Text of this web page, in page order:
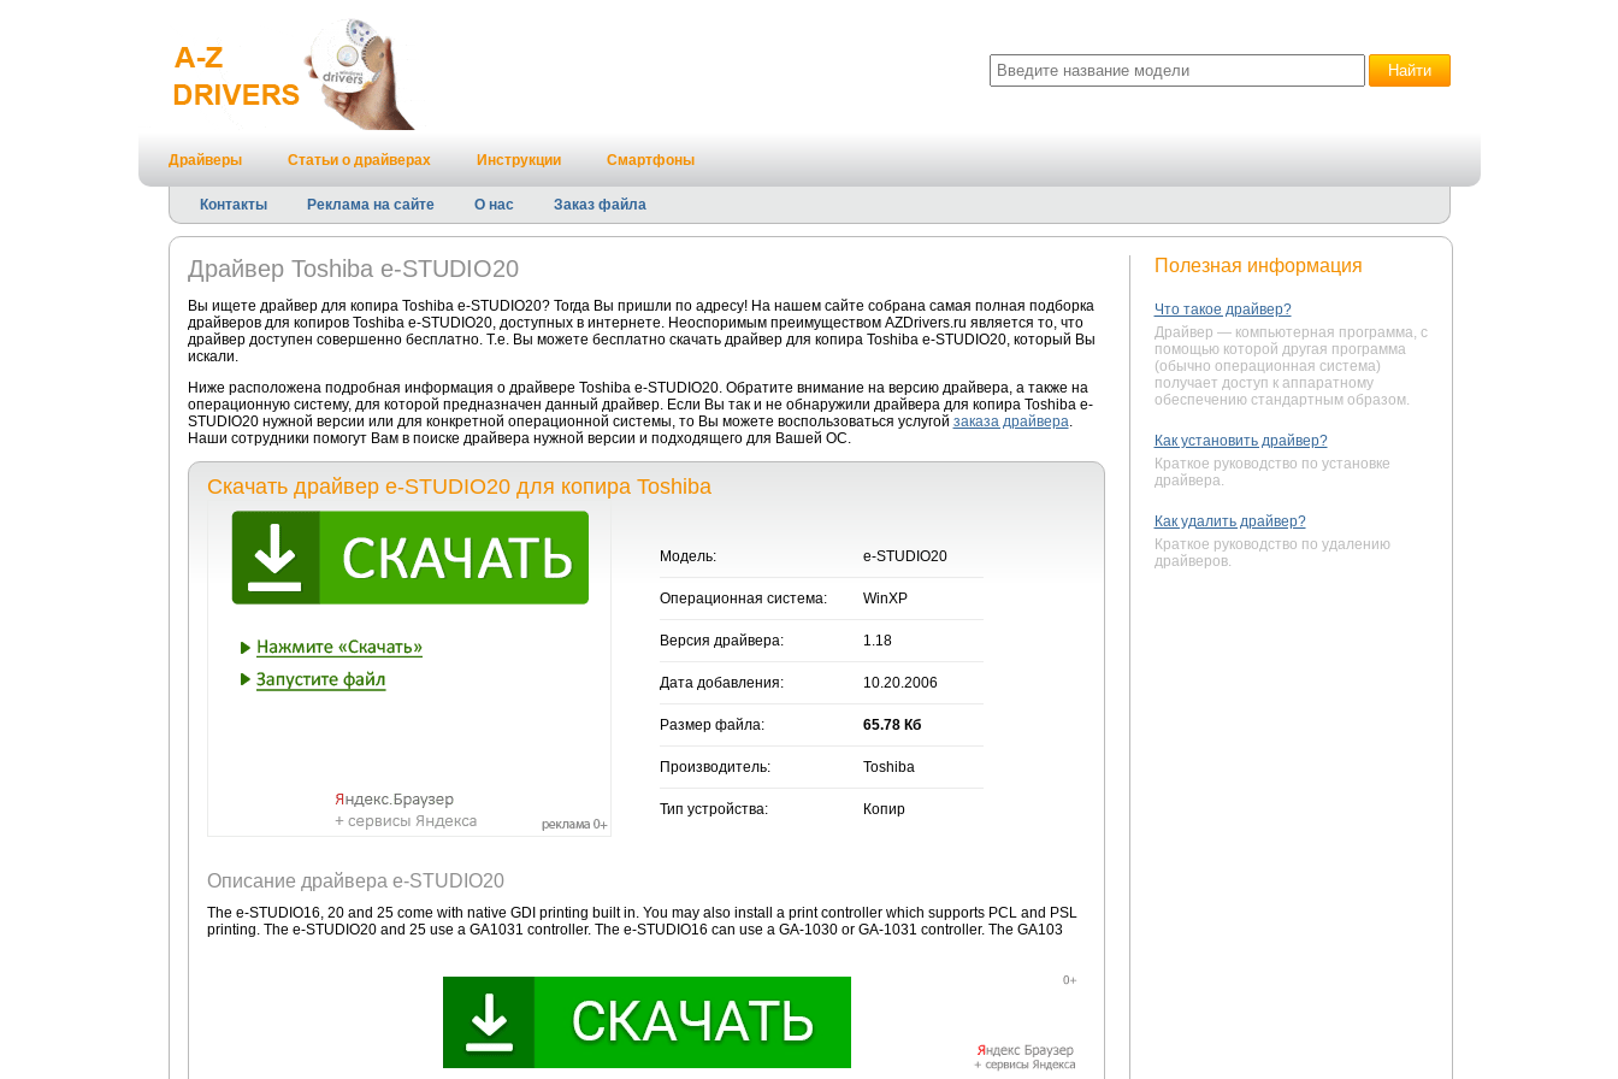
Драйверы Статьи о драйверах Инструкции Смартфоны
Контакты Реклама на сайте О нас Заказ файла
Драйвер Toshiba e-STUDIO20
Вы ищете драйвер для копира Toshiba e-STUDIO20? Тогда Вы пришли по адресу! На нашем сайте собрана самая полная подборка
драйверов для копиров Toshiba e-STUDIO20, доступных в интернете. Неоспоримым преимуществом AZDrivers.ru является то, что
драйвер доступен совершенно бесплатно. Т.е. Вы можете бесплатно скачать драйвер для копира Toshiba e-STUDIO20, который Вы
искали.
Ниже расположена подробная информация о драйвере Toshiba e-STUDIO20. Обратите внимание на версию драйвера, а также на
операционную систему, для которой предназначен данный драйвер. Если Вы так и не обнаружили драйвера для копира Toshiba e-
STUDIO20 нужной версии или для конкретной операционной системы, то Вы можете воспользоваться услугой заказа драйвера.
Наши сотрудники помогут Вам в поиске драйвера нужной версии и подходящего для Вашей ОС.
Скачать драйвер e-STUDIO20 для копира Toshiba
Модель: e-STUDIO20
Операционная система: WinXP
Версия драйвера: 1.18
Дата добавления: 10.20.2006
Размер файла: 65.78 Кб
Производитель: Toshiba
Тип устройства: Копир
Описание драйвера e-STUDIO20
The e-STUDIO16, 20 and 25 come with native GDI printing built in. You may also install a print controller which supports PCL and PSL
printing. The e-STUDIO20 and 25 use a GA1031 controller. The e-STUDIO16 can use a GA-1030 or GA-1031 controller. The GA103
Полезная информация
Что такое драйвер?
Драйвер — компьютерная программа, с
помощью которой другая программа
(обычно операционная система)
получает доступ к аппаратному
обеспечению стандартным образом.
Как установить драйвер?
Краткое руководство по установке
драйвера.
Как удалить драйвер?
Краткое руководство по удалению
драйверов.